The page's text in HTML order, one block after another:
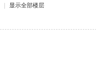
显示全部楼层